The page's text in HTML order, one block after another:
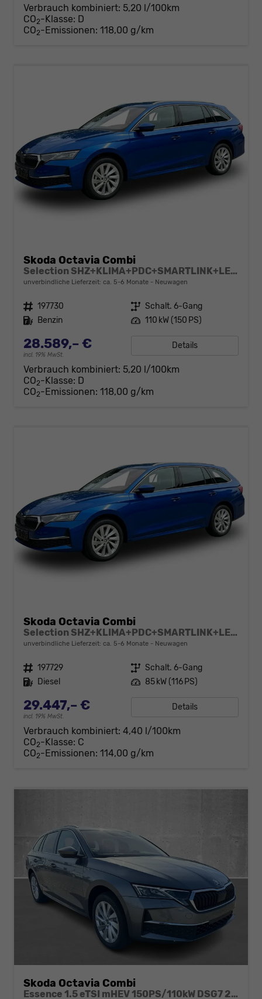
Verbrauch kombiniert: 5,20 l/100km
CO2-Klasse: D
CO2-Emissionen: 118,00 g/km
Skoda Octavia Combi
Selection SHZ+KLIMA+PDC+SMARTLINK+LED+16" ALU
unverbindliche Lieferzeit: ca. 5-6 Monate Neuwagen
Fahrzeugnr. 197730 Getriebe Schalt. 6-Gang
Kraftstoff Benzin Leistung 110 kW (150 PS)
28.589,– €
incl. 19% MwSt.
Details
Verbrauch kombiniert: 5,20 l/100km
CO2-Klasse: D
CO2-Emissionen: 118,00 g/km
Skoda Octavia Combi
Selection SHZ+KLIMA+PDC+SMARTLINK+LED+16" ALU
unverbindliche Lieferzeit: ca. 5-6 Monate Neuwagen
Fahrzeugnr. 197729 Getriebe Schalt. 6-Gang
Kraftstoff Diesel Leistung 85 kW (116 PS)
29.447,– €
incl. 19% MwSt.
Details
Verbrauch kombiniert: 4,40 l/100km
CO2-Klasse: C
CO2-Emissionen: 114,00 g/km
Skoda Octavia Combi
Essence 1.5 eTSI mHEV 150PS/110kW DSG7 2026